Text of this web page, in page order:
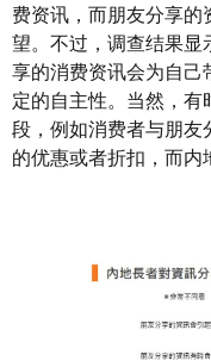
费资讯，而朋友分享的
望。不过，调查结果显
享的消费资讯会为自己
定的自主性。当然，
段，例如消费者与朋友
的优惠或者折扣，而内